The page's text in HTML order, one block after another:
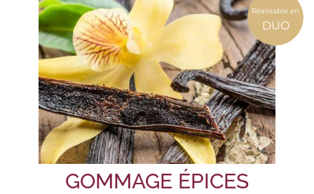
Réalisable en
DUO
GOMMAGE ÉPICES